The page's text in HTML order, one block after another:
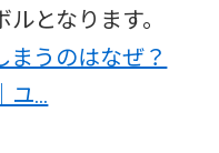
となります。
まうのはなぜ？
ユ…